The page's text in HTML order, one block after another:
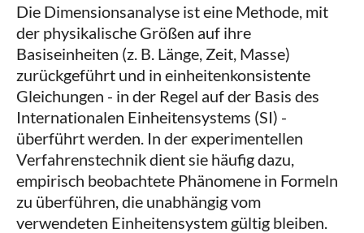
Die Dimensionsanalyse ist eine Methode, mit
der physikalische Größen auf ihre
Basiseinheiten (z. B. Länge, Zeit, Masse)
zurückgeführt und in einheitenkonsistente
Gleichungen - in der Regel auf der Basis des
Internationalen Einheitensystems (SI) -
überführt werden. In der experimentellen
Verfahrenstechnik dient sie häufig dazu,
empirisch beobachtete Phänomene in Formeln
zu überführen, die unabhängig vom
verwendeten Einheitensystem gültig bleiben.